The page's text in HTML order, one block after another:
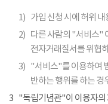
1) 가입 신청 시에 허위
2) 다른 사람의 "서비스"
전자거래질서를 위협
3) "서비스"를 이용하여
반하는 행위를 하는 경
3 "독립기념관"이 이용자의